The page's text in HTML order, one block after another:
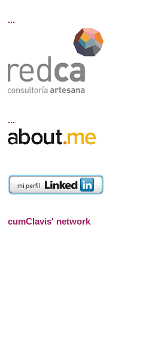
...
...
cumClavis' network